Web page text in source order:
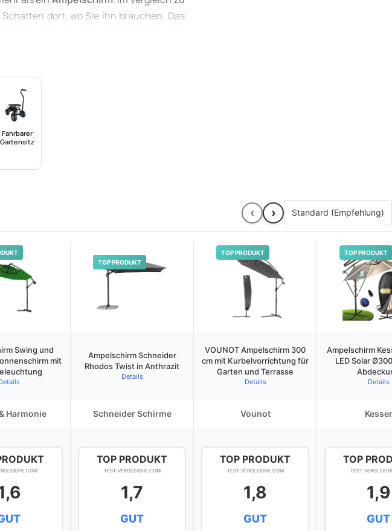
dort, wo Sie ihn brauchen. Das
den Hebel hochziehen und
Schirm sein!
Fahrbarer
Gartensitz
‹ ›
TOP PRODUKT
TOP PRODUKT TOP PRODUKT
Swing und
mit
Ampelschirm Schneider
Rhodos Twist in Anthrazit
Details
VOUNOT Ampelschirm 300
cm mit Kurbelvorrichtung für
Garten und Terrasse
Details
Ampelschirm
LED Solar
Details
Harmonie Schneider Schirme Vounot Kesser
TOP PRODUKT
TEST-VERGLEICHE.COM
1,7
GUT
TOP PRODUKT
TEST-VERGLEICHE.COM
1,8
GUT
TOP
TEST-
1,9
GUT